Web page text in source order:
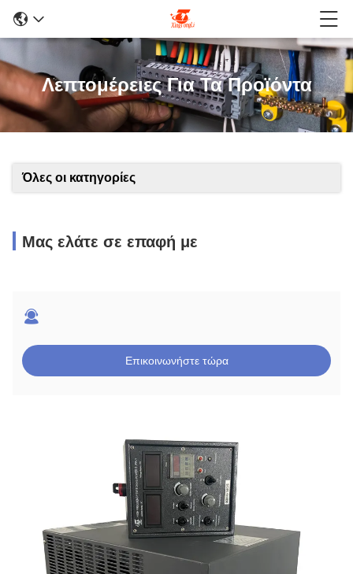
Λεπτομέρειες Για Τα Προϊόντα
Όλες οι κατηγορίες
Μας ελάτε σε επαφή με
Επικοινωνήστε τώρα